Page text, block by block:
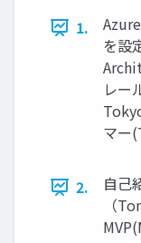
1.
を設
レー
マー
2.
自己
（